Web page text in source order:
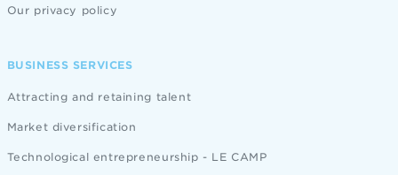
Our privacy policy
BUSINESS SERVICES
Attracting and retaining talent
Market diversification
Technological entrepreneurship - LE CAMP